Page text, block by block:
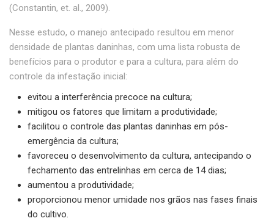
(Constantin, et. al., 2009).
Nesse estudo, o manejo antecipado resultou em menor
densidade de plantas daninhas, com uma lista robusta de
benefícios para o produtor e para a cultura, para além do
controle da infestação inicial:
evitou a interferência precoce na cultura;
mitigou os fatores que limitam a produtividade;
facilitou o controle das plantas daninhas em pós-
emergência da cultura;
favoreceu o desenvolvimento da cultura, antecipando o
fechamento das entrelinhas em cerca de 14 dias;
aumentou a produtividade;
proporcionou menor umidade nos grãos nas fases finais
do cultivo.